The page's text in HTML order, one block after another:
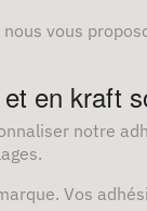
vous
en kraft
notre
Vos